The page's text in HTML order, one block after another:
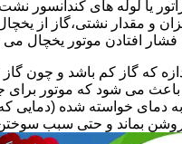
یا لوله های کندانسور
و مقدار نشتی،گاز از
فشار افتادن موتور یخچال
که گاز کم باشد و چون
می شود که موتور برای
دمای خواسته شده (دمایی
روشن بماند و حتی سبب